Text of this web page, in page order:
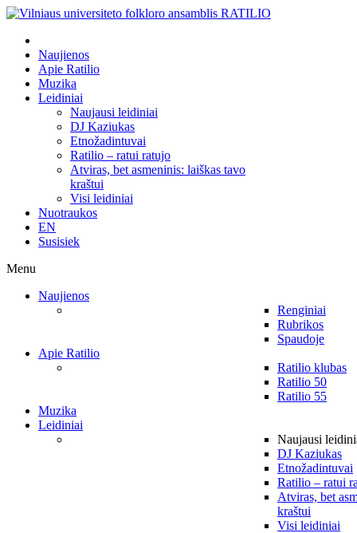
Naujienos
Apie Ratilio
Muzika
Leidiniai
Naujausi leidiniai
DJ Kaziukas
Etnožadintuvai
Ratilio – ratui ratujo
Atviras, bet asmeninis: laiškas tavo
kraštui
Visi leidiniai
Nuotraukos
EN
Susisiek
Menu
Naujienos
Renginiai
Rubrikos
Spaudoje
Apie Ratilio
Ratilio klubas
Ratilio 50
Ratilio 55
Muzika
Leidiniai
Naujausi
DJ Kaziukas
Etnožadintuvai
Ratilio – ratui
Atviras, bet
kraštui
Visi leidiniai